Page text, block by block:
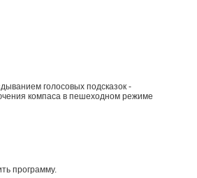
голосовых подсказок -
компаса в пешеходном режиме
программу.